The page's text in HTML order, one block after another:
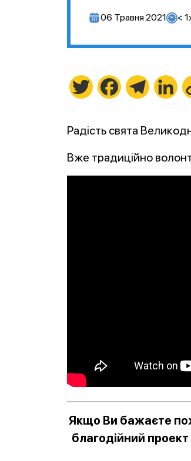
06 Травня 2021 < 1
Twitter FacebookTelegram
Радість свята
Вже традиційно
Якщо Ви бажаєте
благодійний